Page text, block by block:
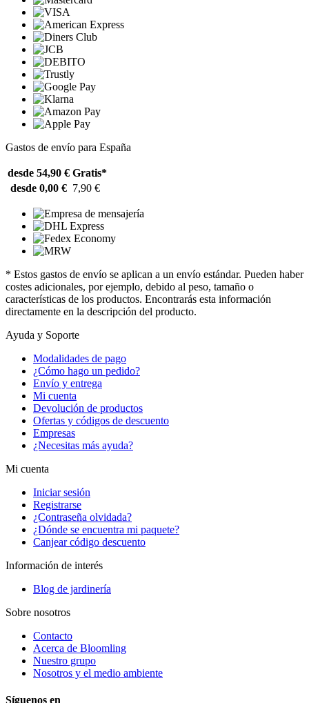
Gastos de envío para España
desde 54,90 € Gratis*
desde 0,00 € 7,90 €
* Estos gastos de envío se aplican a un envío estándar. Pueden haber
costes adicionales, por ejemplo, debido al peso, tamaño o
características de los productos. Encontrarás esta información
directamente en la descripción del producto.
Ayuda y Soporte
Modalidades de pago
¿Cómo hago un pedido?
Envío y entrega
Mi cuenta
Devolución de productos
Ofertas y códigos de descuento
Empresas
¿Necesitas más ayuda?
Mi cuenta
Iniciar sesión
Registrarse
¿Contraseña olvidada?
¿Dónde se encuentra mi paquete?
Canjear código descuento
Información de interés
Blog de jardinería
Sobre nosotros
Contacto
Acerca de Bloomling
Nuestro grupo
Nosotros y el medio ambiente
Síguenos en